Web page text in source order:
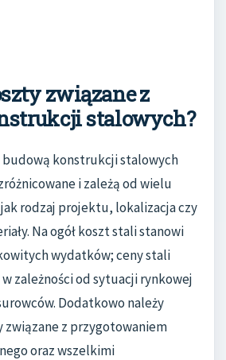
związane z
stalowych?
budową konstrukcji stalowych
i zależą od wielu
rodzaj projektu, lokalizacja czy
Na ogół koszt stali stanowi
wydatków; ceny stali
zależności od sytuacji rynkowej
Dodatkowo należy
z przygotowaniem
oraz wszelkimi